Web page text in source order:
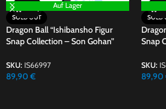
Auf Lager
SOLD OUT
Dragon Ball “Ishibansho Figur
Snap Collection – Son Gohan”
SKU: IS66997
89,90 €
SOLD
Snap
SKU:
89,90